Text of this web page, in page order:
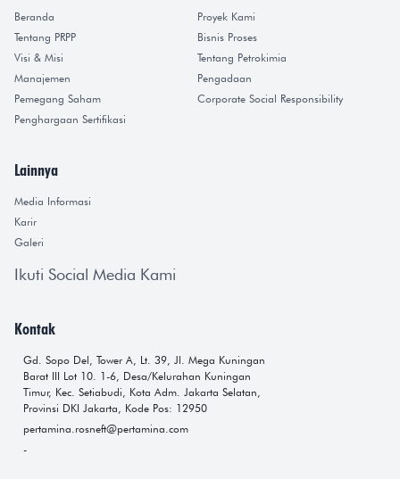
Beranda
Tentang PRPP
Visi & Misi
Manajemen
Pemegang Saham
Penghargaan Sertifikasi
Proyek Kami
Bisnis Proses
Tentang Petrokimia
Pengadaan
Corporate Social Responsibility
Lainnya
Media Informasi
Karir
Galeri
Ikuti Social Media Kami
Kontak
Gd. Sopo Del, Tower A, Lt. 39, Jl. Mega Kuningan
Barat III Lot 10. 1-6, Desa/Kelurahan Kuningan
Timur, Kec. Setiabudi, Kota Adm. Jakarta Selatan,
Provinsi DKI Jakarta, Kode Pos: 12950
pertamina.rosneft@pertamina.com
-